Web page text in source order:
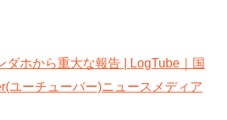
ホから重大な報告 | LogTube｜国
ユーチューバー)ニュースメディア